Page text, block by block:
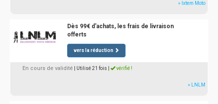
» Ixtem Moto
Dès 99€ d'achats, les frais de livraison
offerts
vers la réduction
En cours de validité | Utilisé 21 fois vérifié !
» LNLM